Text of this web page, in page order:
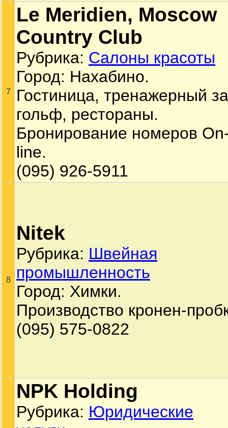
7
Le Meridien, Moscow
Country Club
Рубрика: Салоны красоты
Город: Нахабино.
Гостиница, тренажерный
гольф, рестораны.
Бронирование номеров
linе.
(095) 926-5911
8
Nitek
Рубрика: Швейная
промышленность
Город: Химки.
Производство кронен-
(095) 575-0822
NPK Holding
Рубрика: Юридические